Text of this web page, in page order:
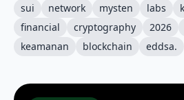
sui network mysten labs
financial
cryptography 2026
keamanan
blockchain eddsa.